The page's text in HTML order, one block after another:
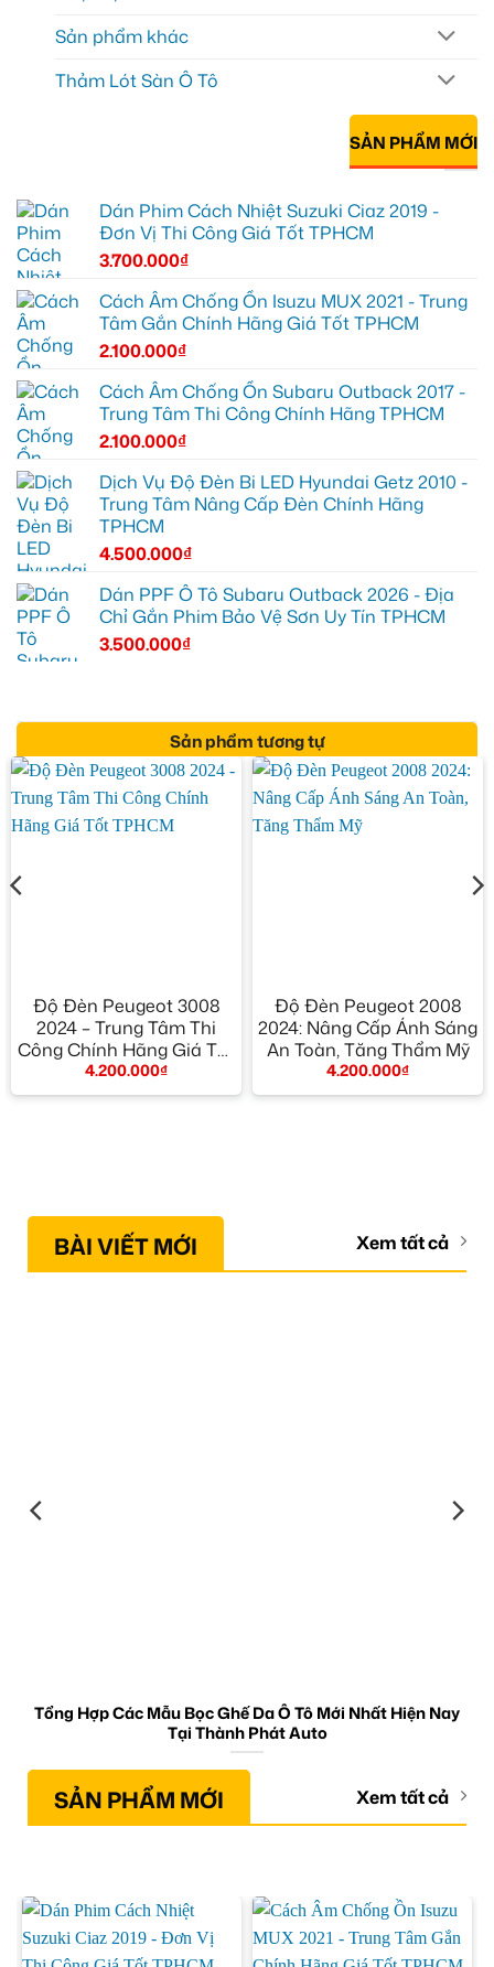
Sản phẩm khác
Thảm Lót Sàn Ô Tô
SẢN PHẨM MỚI
Dán Phim Cách Nhiệt Suzuki Ciaz 2019 -
Đơn Vị Thi Công Giá Tốt TPHCM
3.700.000₫
Cách Âm Chống Ồn Isuzu MUX 2021 - Trung
Tâm Gắn Chính Hãng Giá Tốt TPHCM
2.100.000₫
Cách Âm Chống Ồn Subaru Outback 2017 -
Trung Tâm Thi Công Chính Hãng TPHCM
2.100.000₫
Dịch Vụ Độ Đèn Bi LED Hyundai Getz 2010 -
Trung Tâm Nâng Cấp Đèn Chính Hãng
TPHCM
4.500.000₫
Dán PPF Ô Tô Subaru Outback 2026 - Địa
Chỉ Gắn Phim Bảo Vệ Sơn Uy Tín TPHCM
3.500.000₫
Sản phẩm tương tự
Độ Đèn Peugeot 3008
2024 – Trung Tâm Thi
Công Chính Hãng Giá Tốt
TPHCM
4.200.000₫
Độ Đèn Peugeot 2008
2024: Nâng Cấp Ánh Sáng
An Toàn, Tăng Thẩm Mỹ
4.200.000₫
BÀI VIẾT MỚI Xem tất cả
Tổng Hợp Các Mẫu Bọc Ghế Da Ô Tô Mới Nhất Hiện Nay
Tại Thành Phát Auto
SẢN PHẨM MỚI Xem tất cả